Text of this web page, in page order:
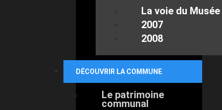
La voie du Musée
2007
2008
DÉCOUVRIR LA COMMUNE
Le patrimoine
communal